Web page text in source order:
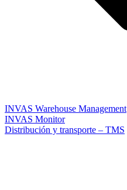
INVAS Warehouse Management
INVAS Monitor
Distribución y transporte – TMS